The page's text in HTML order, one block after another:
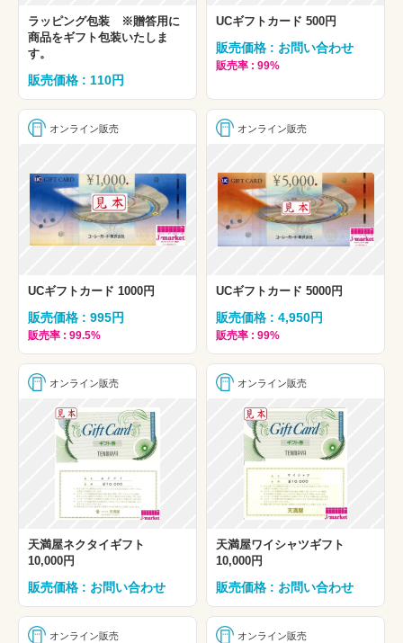
ラッピング包装 ※贈答用に
商品をギフト包装いたしま
す。
販売価格 : 110円
UCギフトカード 500円
販売価格 : お問い合わせ
販売率 : 99%
オンライン販売
UCギフトカード 1000円
販売価格 : 995円
販売率 : 99.5%
オンライン販売
UCギフトカード 5000円
販売価格 : 4,950円
販売率 : 99%
オンライン販売
天満屋ネクタイギフト
10,000円
販売価格 : お問い合わせ
オンライン販売
天満屋ワイシャツギフト
10,000円
販売価格 : お問い合わせ
オンライン販売 オンライン販売